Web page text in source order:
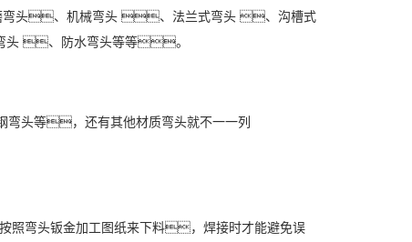
、机械弯头 、法兰式弯头 、沟槽式
、防水弯头等等。
等，还有其他材质弯头就不一一列
弯头钣金加工图纸来下料，焊接时才能避免误